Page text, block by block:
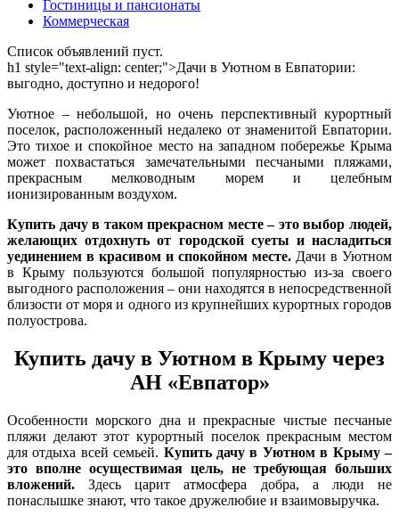
Гостиницы и пансионаты
Коммерческая
Список объявлений пуст.
h1 style="text-align: center;">Дачи в Уютном в Евпатории:
выгодно, доступно и недорого!
Уютное – небольшой, но очень перспективный курортный
поселок, расположенный недалеко от знаменитой Евпатории.
Это тихое и спокойное место на западном побережье Крыма
может похвастаться замечательными песчаными пляжами,
прекрасным мелководным морем и целебным
ионизированным воздухом.
Купить дачу в таком прекрасном месте – это выбор людей,
желающих отдохнуть от городской суеты и насладиться
уединением в красивом и спокойном месте. Дачи в Уютном
в Крыму пользуются большой популярностью из-за своего
выгодного расположения – они находятся в непосредственной
близости от моря и одного из крупнейших курортных городов
полуострова.
Купить дачу в Уютном в Крыму через
АН «Евпатор»
Особенности морского дна и прекрасные чистые песчаные
пляжи делают этот курортный поселок прекрасным местом
для отдыха всей семьей. Купить дачу в Уютном в Крыму –
это вполне осуществимая цель, не требующая больших
вложений. Здесь царит атмосфера добра, а люди не
понаслышке знают, что такое дружелюбие и взаимовыручка.